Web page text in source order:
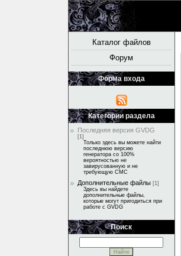
Каталог файлов
Форум
Форма входа
Категории раздела
Последняя версия GVDG
[1]
Только здесь вы можете найти
последнюю версию
генератора со 100%
вероятностью не
завирусованную и не
требующую СМС
Дополнительные файлы [1]
Здесь вы найдете
дополнительные файлы,
которые могут пригодиться при
работе с GVDG
Поиск